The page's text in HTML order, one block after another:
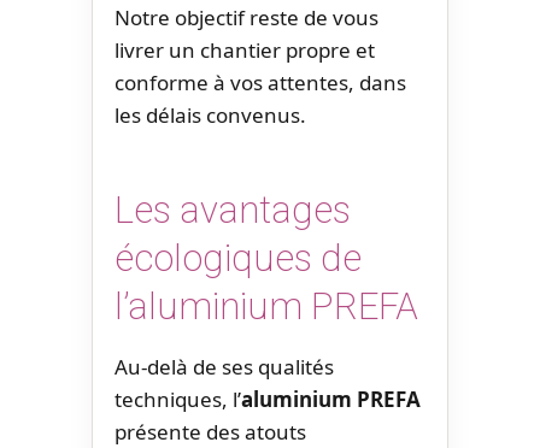
Notre objectif reste de vous
livrer un chantier propre et
conforme à vos attentes, dans
les délais convenus.
Les avantages
écologiques de
l’aluminium PREFA
Au-delà de ses qualités
techniques, l’aluminium PREFA
présente des atouts